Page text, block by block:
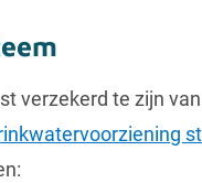
verzekerd te zijn